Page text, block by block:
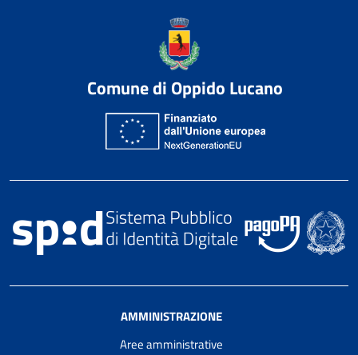
Comune di Oppido Lucano
AMMINISTRAZIONE
Aree amministrative